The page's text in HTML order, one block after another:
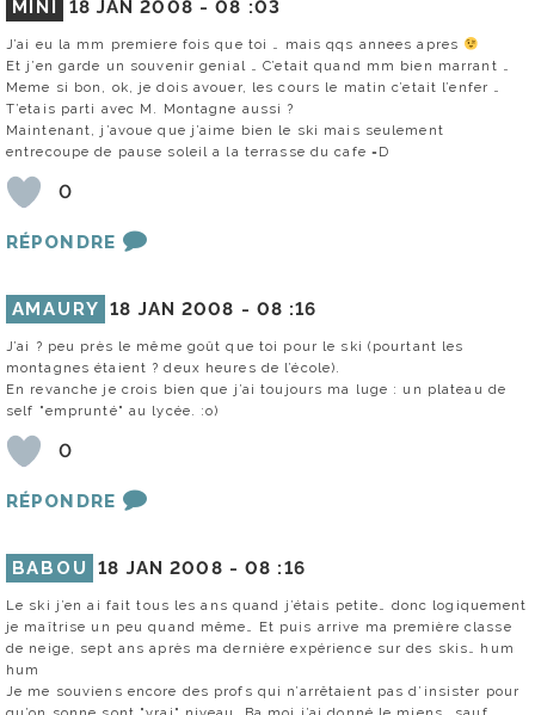
MINI 18 JAN 2008 -08 :03
J’ai eu la mm premiere fois que toi … mais qqs annees apres
Et j’en garde un souvenir genial … C’etait quand mm bien marrant …
Meme si bon, ok, je dois avouer, les cours le matin c’etait l’enfer …
T’etais parti avec M. Montagne aussi ?
Maintenant, j’avoue que j’aime bien le ski mais seulement
entrecoupe de pause soleil a la terrasse du cafe =D
0
RÉPONDRE
AMAURY 18 JAN 2008 - 08 :16
J’ai ? peu près le même goût que toi pour le ski (pourtant les
montagnes étaient ? deux heures de l’école).
En revanche je crois bien que j’ai toujours ma luge : un plateau de
self "emprunté" au lycée. :o)
0
RÉPONDRE
BABOU 18 JAN 2008 -08 :16
Le ski j’en ai fait tous les ans quand j’étais petite… donc logiquement
je maîtrise un peu quand même… Et puis arrive ma première classe
de neige, sept ans après ma dernière expérience sur des skis… hum
hum
Je me souviens encore des profs qui n’arrêtaient pas d’insister pour